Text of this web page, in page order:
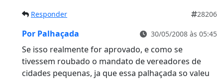
Responder 28206
Por Palhaçada 30/05/2008 às 05:45
Se isso realmente for aprovado, e como se
tivessem roubado o mandato de vereadores de
cidades pequenas, ja que essa palhaçada so valeu